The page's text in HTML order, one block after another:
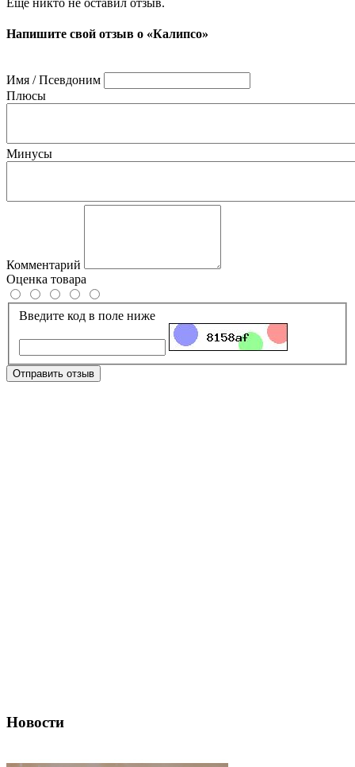
Напишите свой отзыв о «Калипсо»
Имя / Псевдоним
Плюсы
Минусы
Комментарий
Оценка товара
Введите код в поле ниже
Отправить отзыв
Новости